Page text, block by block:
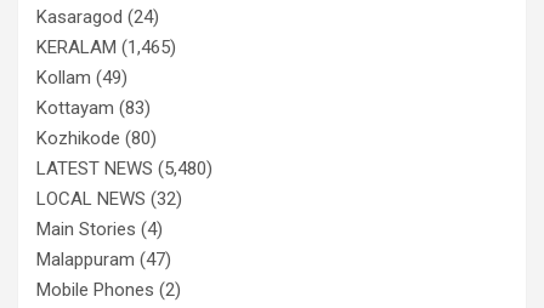
Kasaragod (24)
KERALAM (1,465)
Kollam (49)
Kottayam (83)
Kozhikode (80)
LATEST NEWS (5,480)
LOCAL NEWS (32)
Main Stories (4)
Malappuram (47)
Mobile Phones (2)